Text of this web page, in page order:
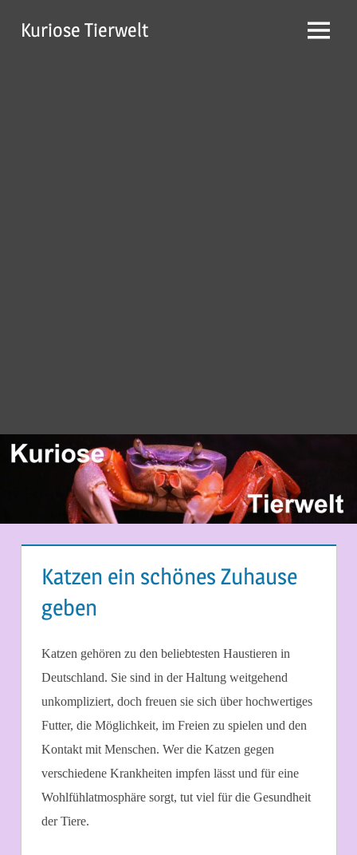
InhaltKuriose Tierwelt Menü
Katzen ein schönes Zuhause
geben
Katzen gehören zu den beliebtesten Haustieren in
Deutschland. Sie sind in der Haltung weitgehend
unkompliziert, doch freuen sie sich über hochwertiges
Futter, die Möglichkeit, im Freien zu spielen und den
Kontakt mit Menschen. Wer die Katzen gegen
verschiedene Krankheiten impfen lässt und für eine
Wohlfühlatmosphäre sorgt, tut viel für die Gesundheit
der Tiere.